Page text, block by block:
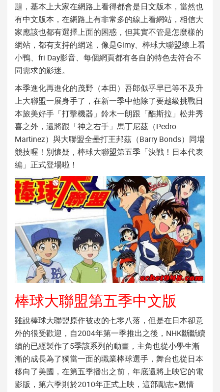
題，基本上大家在網路上看得都會是日文版本，當然也
有中文版本，在網路上有非常多的線上看網站，相信大
家應該也都有選擇上面的困惑，但其實不管是怎麼樣的
網站，都有支持的網迷，像是Gimy、棒球大聯盟線上看
小鴨、fri Day影音、每個網頁都有各自的特色去符合不
同需求的影迷。
本季進化再進化的茂野（本田）吾郎似乎早已等不及升
上大聯盟一展身手了，在新一季中他除了要越級挑戰日
本旅美好手「打擊機器」鈴木一朗跟「酷斯拉」松井秀
喜之外，還將跟「神之右手」馬丁尼茲（Pedro
Martinez）與大聯盟全壘打王邦茲（Barry Bonds）同場
競技喔！別懷疑，棒球大聯盟第五季「決戦！日本代表
編」正式登場啦！
棒球大聯盟第五季中文版
雖說棒球大聯盟原作被改的七零八落，但是在日本卻意
外的很受歡迎，自2004年第一季推出之後，NHK斷斷續
續的已經製作了5季該系列的動畫，主角也從小學生漸
漸的成長為了獨當一面的職業棒球選手，舞台也從日本
移向了美國，在第五季播出之前，年底還將上映它的電
影版，第六季則於2010年正式上映，這部勵志+親情